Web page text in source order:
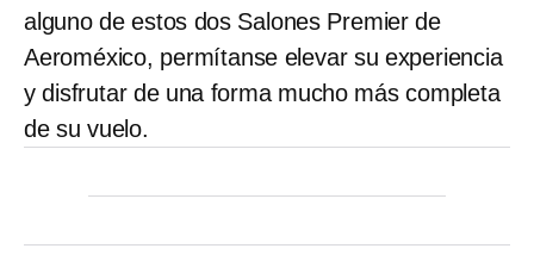
alguno de estos dos Salones Premier de
Aeroméxico, permítanse elevar su experiencia
y disfrutar de una forma mucho más completa
de su vuelo.